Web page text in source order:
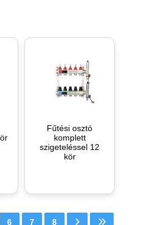
Fűtési osztó
komplett
szigeteléssel 12
kör
6 7 8